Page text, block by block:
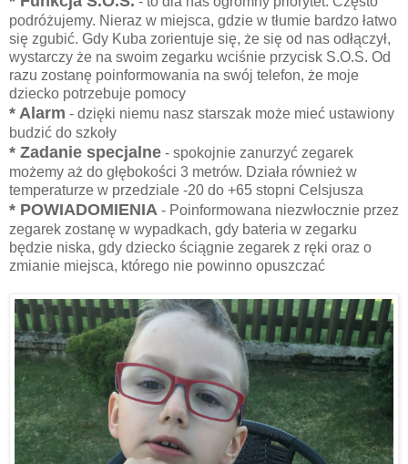
podróżujemy. Nieraz w miejsca, gdzie w tłumie bardzo łatwo
się zgubić. Gdy Kuba zorientuje się, że się od nas odłączył,
wystarczy że na swoim zegarku wciśnie przycisk S.O.S. Od
razu zostanę poinformowania na swój telefon, że moje
dziecko potrzebuje pomocy
* Alarm - dzięki niemu nasz starszak może mieć ustawiony
budzić do szkoły
* Zadanie specjalne - spokojnie zanurzyć zegarek
możemy aż do głębokości 3 metrów. Działa również w
temperaturze w przedziale -20 do +65 stopni Celsjusza
* POWIADOMIENIA - Poinformowana niezwłocznie przez
zegarek zostanę w wypadkach, gdy bateria w zegarku
będzie niska, gdy dziecko ściągnie zegarek z ręki oraz o
zmianie miejsca, którego nie powinno opuszczać